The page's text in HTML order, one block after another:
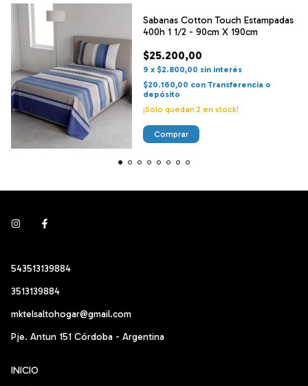
Sabanas Cotton Touch Estampadas
400h 1 1/2 - 90cm X 190cm
$25.200,00
9 x $2.800,00 sin interés
$20.160,00 con Transferencia o
depósito
¡Solo quedan 2 en stock!
Comprar
543513139884
3513139884
mktelsaltohogar@gmail.com
Pje. Antun 151 Córdoba - Argentina
INICIO